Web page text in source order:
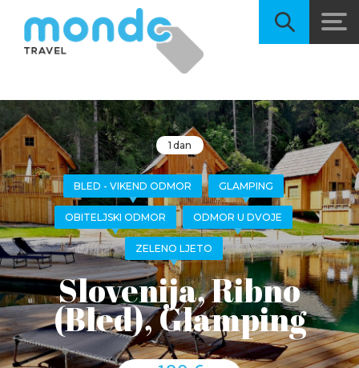
1 dan
BLED - VIKEND ODMOR GLAMPING
OBITELJSKI ODMOR ODMOR U DVOJE
ZELENO LJETO
Slovenija, Ribno
(Bled), Glamping